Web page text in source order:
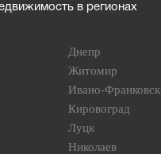
в регионах
Днепр
Житомир
Ивано-Франковск
Кировоград
Луцк
Николаев